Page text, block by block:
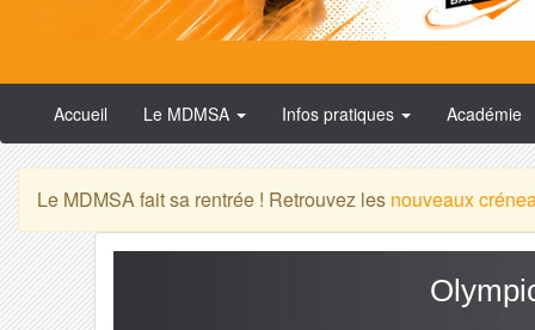
Accueil Le MDMSA Infos pratiques Académie
Le MDMSA fait sa rentrée ! Retrouvez les nouveaux